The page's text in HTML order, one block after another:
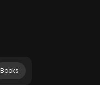
Books